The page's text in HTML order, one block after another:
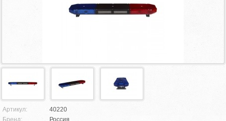
Артикул:
40220
Бренд:
Россия